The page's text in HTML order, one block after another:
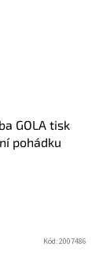
GOLA tisk
pohádku
Kód:2007486